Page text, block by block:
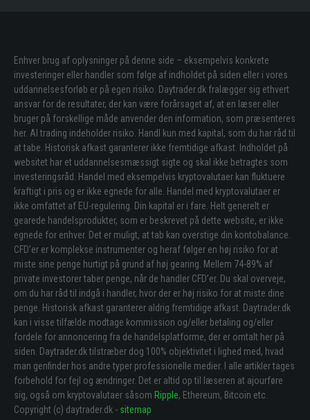
Enhver brug af oplysninger på denne side – eksempelvis konkrete
investeringer eller handler som følge af indholdet på siden eller i vores
uddannelsesforløb er på egen risiko. Daytrader.dk fralægger sig ethvert
ansvar for de resultater, der kan være forårsaget af, at en læser eller
bruger på forskellige måde anvender den information, som præsenteres
her. Al trading indeholder risiko. Handl kun med kapital, som du har råd til
at tabe. Historisk afkast garanterer ikke fremtidige afkast. Indholdet på
websitet har et uddannelsesmæssigt sigte og skal ikke betragtes som
investeringsråd. Handel med eksempelvis kryptovalutaer kan fluktuere
kraftigt i pris og er ikke egnede for alle. Handel med kryptovalutaer er
ikke omfattet af EU-regulering. Din kapital er i fare. Helt generelt er
gearede handelsprodukter, som er beskrevet på dette website, er ikke
egnede for enhver. Det er muligt, at tab kan overstige din kontobalance.
CFD’er er komplekse instrumenter og heraf følger en høj risiko for at
miste sine penge hurtigt på grund af høj gearing. Mellem 74-89% af
private investorer taber penge, når de handler CFD’er. Du skal overveje,
om du har råd til indgå i handler, hvor der er høj risiko for at miste dine
penge. Historisk afkast garanterer aldrig fremtidige afkast. Daytrader.dk
kan i visse tilfælde modtage kommission og/eller betaling og/eller
fordele for annoncering fra de handelsplatforme, der er omtalt her på
siden. Daytrader.dk tilstræber dog 100% objektivitet i lighed med, hvad
man genfinder hos andre typer professionelle medier. I alle artikler tages
forbehold for fejl og ændringer. Det er altid op til læseren at ajourføre
sig, også om kryptovalutaer såsom Ripple, Ethereum, Bitcoin etc.
Copyright (c) daytrader.dk - sitemap